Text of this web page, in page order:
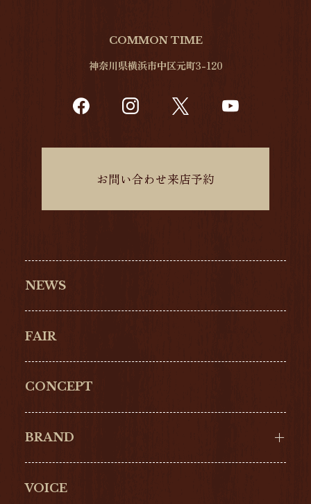
NEWS
FAIR
CONCEPT
BRAND
Cartier
VOICE
COMMON TIME
神奈川県横浜市中区元町3-120
お問い合わせ来店予約